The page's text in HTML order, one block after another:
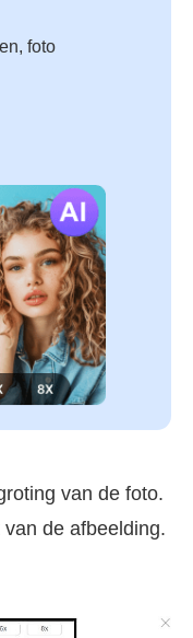
foto
van de foto.
de afbeelding.